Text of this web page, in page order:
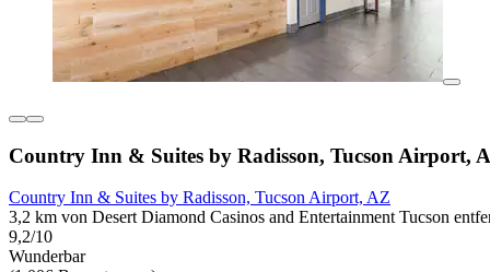
Country Inn & Suites by Radisson, Tucson Airport,
Country Inn & Suites by Radisson, Tucson Airport, AZ
3,2 km von Desert Diamond Casinos and Entertainment Tucson
9,2/10
Wunderbar